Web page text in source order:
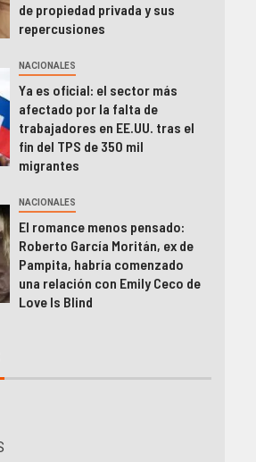
de propiedad privada y sus
repercusiones
NACIONALES
Ya es oficial: el sector más
afectado por la falta de
trabajadores en EE.UU. tras el
fin del TPS de 350 mil
migrantes
NACIONALES
El romance menos pensado:
Roberto García Moritán, ex de
Pampita, habría comenzado
una relación con Emily Ceco de
Love Is Blind